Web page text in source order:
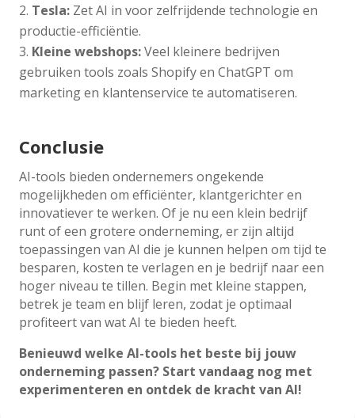
Tesla: Zet AI in voor zelfrijdende technologie en
productie-efficiëntie.
Kleine webshops:Veel kleinere bedrijven
gebruiken tools zoals Shopify en ChatGPT om
marketing en klantenservice te automatiseren.
Conclusie
AI-tools bieden ondernemers ongekende
mogelijkheden om efficiënter, klantgerichter en
innovatiever te werken. Of je nu een klein bedrijf
runt of een grotere onderneming, er zijn altijd
toepassingen van AI die je kunnen helpen om tijd te
besparen, kosten te verlagen en je bedrijf naar een
hoger niveau te tillen. Begin met kleine stappen,
betrek je team en blijf leren, zodat je optimaal
profiteert van wat AI te bieden heeft.
Benieuwd welke AI-tools het beste bij jouw
onderneming passen? Start vandaag nog met
experimenteren en ontdek de kracht van AI!